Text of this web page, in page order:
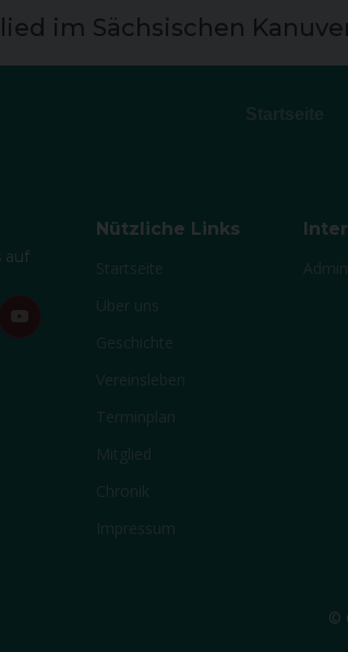
im Sächsischen
auf
Nützliche Links
Startseite
Über uns
Geschichte
Vereinsleben
Terminplan
Mitglied
Chronik
Impressum
©